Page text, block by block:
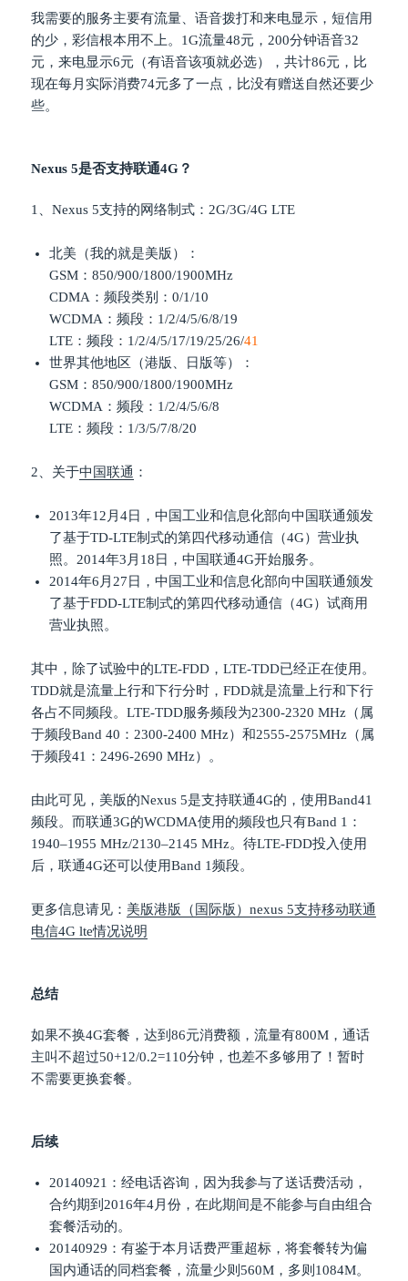
我需要的服务主要有流量、语音拨打和来电显示，短信用
的少，彩信根本用不上。1G流量48元，200分钟语音32
元，来电显示6元（有语音该项就必选），共计86元，比
现在每月实际消费74元多了一点，比没有赠送自然还要少
些。
Nexus 5是否支持联通4G？
1、Nexus 5支持的网络制式：2G/3G/4G LTE
北美（我的就是美版）：
GSM：850/900/1800/1900MHz
CDMA：频段类别：0/1/10
WCDMA：频段：1/2/4/5/6/8/19
LTE：频段：1/2/4/5/17/19/25/26/41
世界其他地区（港版、日版等）：
GSM：850/900/1800/1900MHz
WCDMA：频段：1/2/4/5/6/8
LTE：频段：1/3/5/7/8/20
2、关于中国联通 ：
2013年12月4日，中国工业和信息化部向中国联通颁发
了基于TD-LTE制式的第四代移动通信（4G）营业执
照。2014年3月18日，中国联通4G开始服务。
2014年6月27日，中国工业和信息化部向中国联通颁发
了基于FDD-LTE制式的第四代移动通信（4G）试商用
营业执照。
其中，除了试验中的LTE-FDD，LTE-TDD已经正在使用。
TDD就是流量上行和下行分时，FDD就是流量上行和下行
各占不同频段。LTE-TDD服务频段为2300-2320 MHz（属
于频段Band 40：2300-2400 MHz）和2555-2575MHz（属
于频段41：2496-2690 MHz）。
由此可见，美版的Nexus 5是支持联通4G的，使用Band41
频段。而联通3G的WCDMA使用的频段也只有Band 1：
1940–1955 MHz/2130–2145 MHz。待LTE-FDD投入使用
后，联通4G还可以使用Band 1频段。
更多信息请见： 美版港版（国际版）nexus 5支持移动联通
电信4G lte情况说明
总结
如果不换4G套餐，达到86元消费额，流量有800M，通话
主叫不超过50+12/0.2=110分钟，也差不多够用了！暂时
不需要更换套餐。
后续
20140921：经电话咨询，因为我参与了送话费活动，
合约期到2016年4月份，在此期间是不能参与自由组合
套餐活动的。
20140929：有鉴于本月话费严重超标，将套餐转为偏
国内通话的同档套餐，流量少则560M，多则1084M。